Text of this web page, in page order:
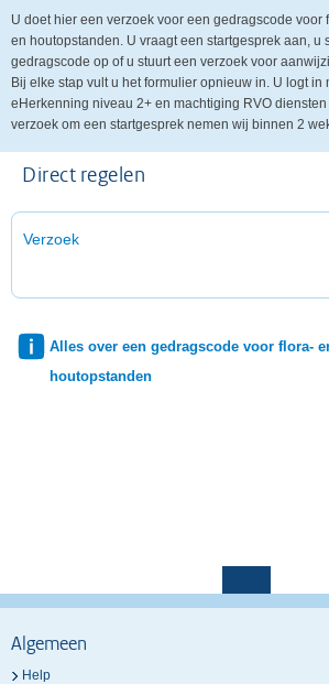
U doet hier een verzoek voor een gedragscode voor
en houtopstanden. U vraagt een startgesprek aan, u
gedragscode op of u stuurt een verzoek voor
Bij elke stap vult u het formulier opnieuw in. U logt in
eHerkenning niveau 2+ en machtiging RVO
verzoek om een startgesprek nemen wij binnen 2
Direct regelen
Verzoek
Alles over een gedragscode voor flora-
houtopstanden
Algemeen
Help